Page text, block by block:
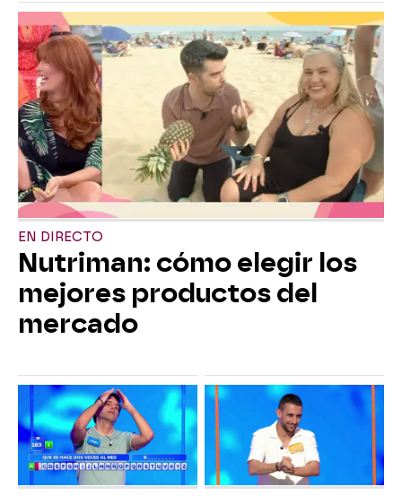
EN DIRECTO
Nutriman: cómo elegir los
mejores productos del
mercado